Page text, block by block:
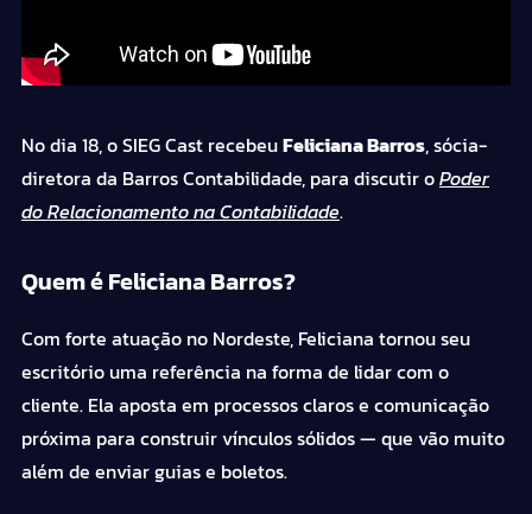
No dia 18, o SIEG Cast recebeuFeliciana Barros, sócia-
diretora da Barros Contabilidade, para discutir oPoder
do Relacionamento na Contabilidade.
Quem é Feliciana Barros?
Com forte atuação no Nordeste, Feliciana tornou seu
escritório uma referência na forma de lidar com o
cliente. Ela aposta em processos claros e comunicação
próxima para construir vínculos sólidos — que vão muito
além de enviar guias e boletos.